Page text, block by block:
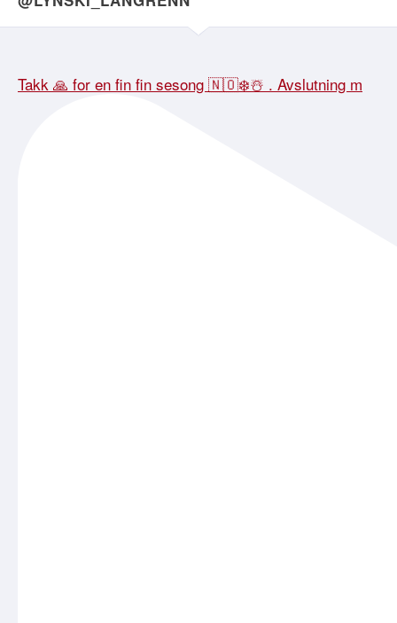
Takk 🙏 for en fin fin sesong 🇳🇴❄️☃️ . Avslutning m